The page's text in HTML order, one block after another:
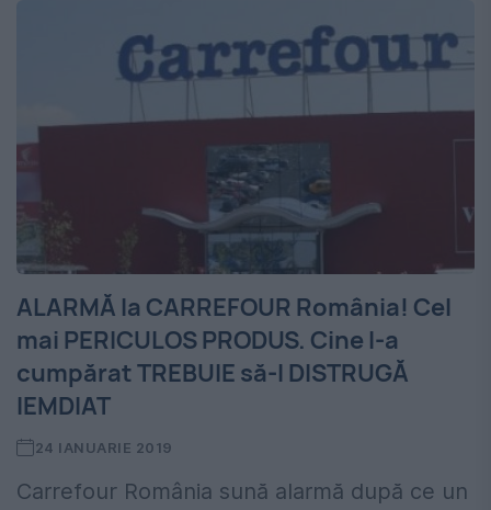
ALARMĂ la CARREFOUR România! Cel
mai PERICULOS PRODUS. Cine l-a
cumpărat TREBUIE să-l DISTRUGĂ
IEMDIAT
24 IANUARIE 2019
Carrefour România sună alarmă după ce un